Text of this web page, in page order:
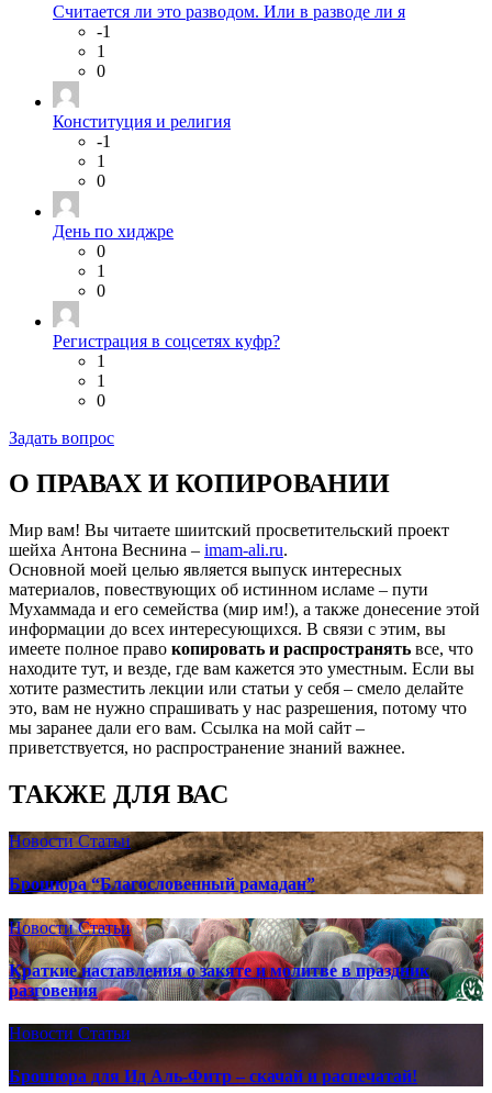
Считается ли это разводом. Или в разводе ли я
-1
1
0
Конституция и религия
-1
1
0
День по хиджре
0
1
0
Регистрация в соцсетях куфр?
1
1
0
Задать вопрос
О ПРАВАХ И КОПИРОВАНИИ
Мир вам! Вы читаете шиитский просветительский проект
шейха Антона Веснина – imam-ali.ru.
Основной моей целью является выпуск интересных
материалов, повествующих об истинном исламе – пути
Мухаммада и его семейства (мир им!), а также донесение этой
информации до всех интересующихся. В связи с этим, вы
имеете полное право копировать и распространять все, что
находите тут, и везде, где вам кажется это уместным. Если вы
хотите разместить лекции или статьи у себя – смело делайте
это, вам не нужно спрашивать у нас разрешения, потому что
мы заранее дали его вам. Ссылка на мой сайт –
приветствуется, но распространение знаний важнее.
ТАКЖЕ ДЛЯ ВАС
НовостиСтатьи
Брошюра “Благословенный рамадан”
НовостиСтатьи
Краткие наставления о закяте и молитве в праздник
разговения
Новости Статьи
Брошюра для Ид Аль-Фитр – скачай и распечатай!